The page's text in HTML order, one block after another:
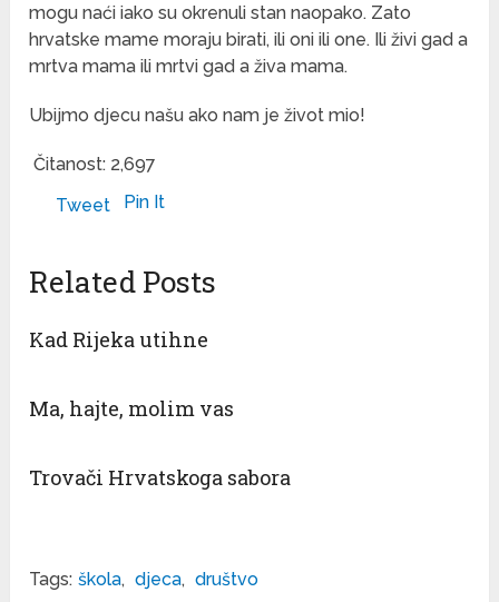
mogu naći iako su okrenuli stan naopako. Zato
hrvatske mame moraju birati, ili oni ili one. Ili živi gad a
mrtva mama ili mrtvi gad a živa mama.
Ubijmo djecu našu ako nam je život mio!
Čitanost: 2,697
Tweet
Pin It
Related Posts
Kad Rijeka utihne
Ma, hajte, molim vas
Trovači Hrvatskoga sabora
Tags: škola, djeca, društvo